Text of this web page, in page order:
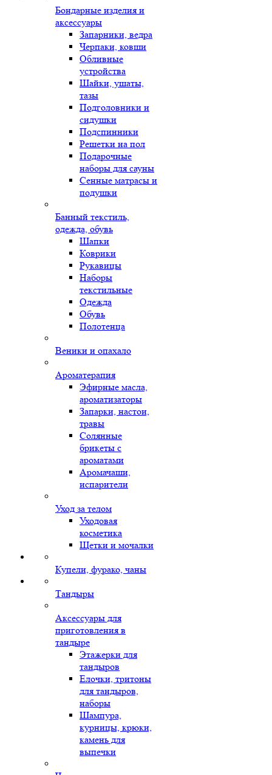
Бондарные изделия и
аксессуары
Запарники, ведра
Черпаки, ковши
Обливные
устройства
Шайки, ушаты,
тазы
Подголовники и
сидушки
Подспинники
Решетки на пол
Подарочные
наборы для сауны
Сенные матрасы и
подушки
Банный текстиль,
одежда, обувь
Шапки
Коврики
Рукавицы
Наборы
текстильные
Одежда
Обувь
Полотенца
Веники и опахало
Ароматерапия
Эфирные масла,
ароматизаторы
Запарки, настои,
травы
Солянные
брикеты с
ароматами
Аромачаши,
испарители
Уход за телом
Уходовая
косметика
Щетки и мочалки
Купели, фурако, чаны
Тандыры
Аксессуары для
приготовления в
тандыре
Этажерки для
тандыров
Елочки, тритоны
для тандыров,
наборы
Шампура,
курницы, крюки,
камень для
выпечки